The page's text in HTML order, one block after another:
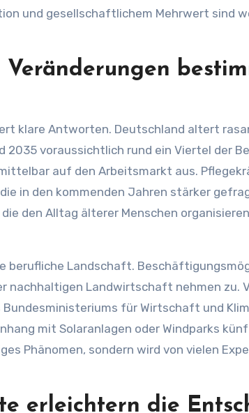
und gesellschaftlichem Mehrwert sind
Veränderungen
klare Antworten. Deutschland altert
voraussichtlich rund ein Viertel der
auf den Arbeitsmarkt aus.
in den kommenden Jahren stärker
den Alltag älterer Menschen
berufliche Landschaft.
nachhaltigen Landwirtschaft nehmen zu.
für Wirtschaft und
mit Solaranlagen oder Windparks
Phänomen, sondern wird von vielen
erleichtern die